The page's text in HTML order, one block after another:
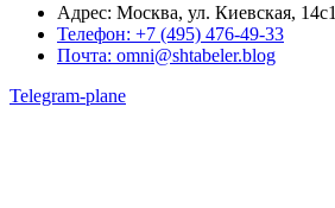
Адрес: Москва, ул. Киевская, 14с1
Телефон: +7 (495) 476-49-33
Почта: omni@shtabeler.blog
Telegram-plane